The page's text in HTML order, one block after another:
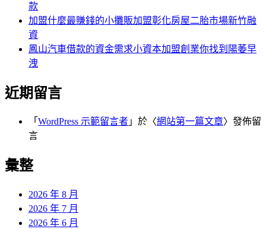
款
加盟什麼最賺錢的小攤販加盟彰化房屋二胎市場新竹融
資
鳳山汽車借款的資金需求小資本加盟創業你找到陽萎早
洩
近期留言
「 WordPress 示範留言者 」於〈網站第一篇文章〉發佈留
言
彙整
2026 年 8 月
2026 年 7 月
2026 年 6 月